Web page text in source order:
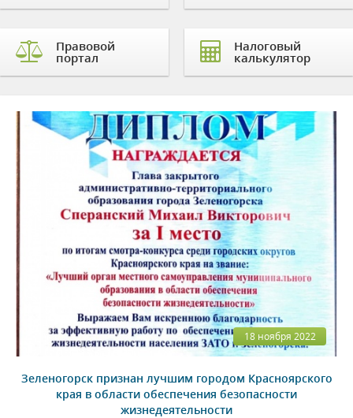
Правовой
портал
Налоговый
калькулятор
18 ноября 2022
Зеленогорск признан лучшим городом Красноярского
края в области обеспечения безопасности
жизнедеятельности